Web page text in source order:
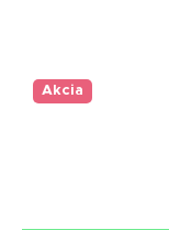
Akcia